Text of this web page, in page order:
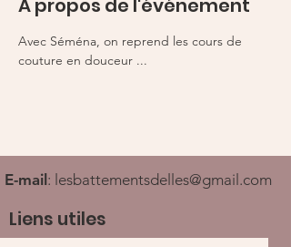
À propos de l'événement
Avec Séména, on reprend les cours de
couture en douceur ...
E-mail : lesbattementsdelles@gmail.com
Liens utiles